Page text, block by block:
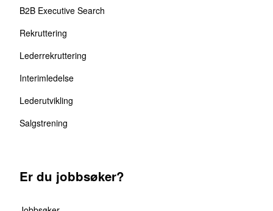
B2B Executive Search
Rekruttering
Lederrekruttering
Interimledelse
Lederutvikling
Salgstrening
Er du jobbsøker?